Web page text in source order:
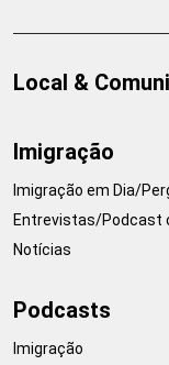
Local &
Imigração
Imigração em Dia/
Entrevistas/Podcast
Notícias
Podcasts
Imigração